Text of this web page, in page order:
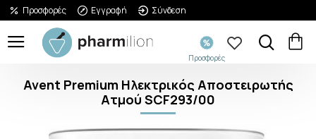
Προσφορές Εγγραφή Σύνδεση
Προσφορές
Avent Premium Ηλεκτρικός Αποστειρωτής
Ατμού SCF293/00